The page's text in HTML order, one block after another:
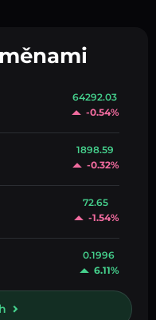
64292.03
-0.54%
1898.59
-0.32%
72.65
-1.54%
0.1996
6.11%